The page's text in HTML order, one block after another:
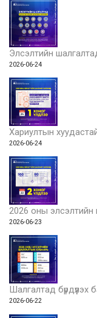
Элсэлтийн
2026-06-24
Хариултын
2026-06-24
2026 оны
2026-06-23
Шалгалтад бүрдүүлэх
2026-06-22